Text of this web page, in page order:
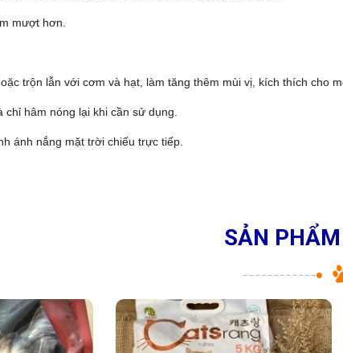
mượt hơn.
trộn lẫn với cơm và hạt, làm tăng thêm mùi vị, kích thích cho
hâm nóng lại khi cần sử dụng.
ánh nắng mặt trời chiếu trực tiếp.
SẢN